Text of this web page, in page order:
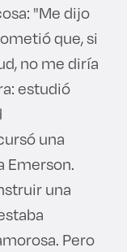
"Me dijo
que, si
no me diría
estudió
una
Emerson.
una
Pero